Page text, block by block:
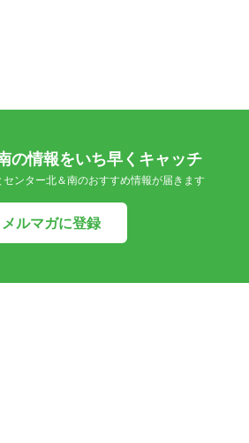
の情報をいち早くキャッチ
センター北＆南のおすすめ情報が届きます
メルマガに登録